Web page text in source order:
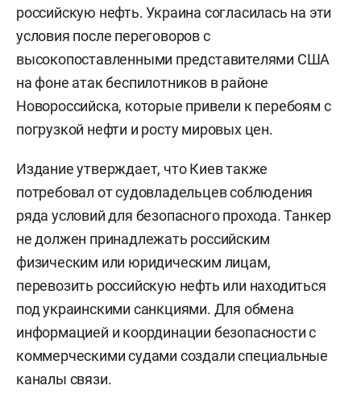
российскую нефть. Украина согласилась на эти
условия после переговоров с
высокопоставленными представителями США
на фоне атак беспилотников в районе
Новороссийска, которые привели к перебоям с
погрузкой нефти и росту мировых цен.
Издание утверждает, что Киев также
потребовал от судовладельцев соблюдения
ряда условий для безопасного прохода. Танкер
не должен принадлежать российским
физическим или юридическим лицам,
перевозить российскую нефть или находиться
под украинскими санкциями. Для обмена
информацией и координации безопасности с
коммерческими судами создали специальные
каналы связи.